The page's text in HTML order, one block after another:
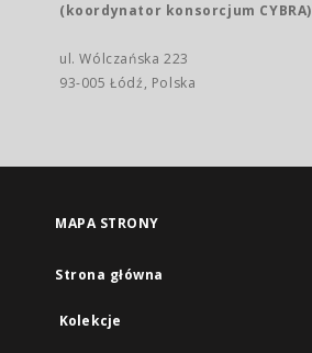
(koordynator konsorcjum CYBRA)
ul. Wólczańska 223
93-005 Łódź, Polska
MAPA STRONY
Strona główna
Kolekcje